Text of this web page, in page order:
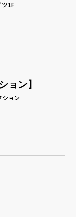
1F
ョン】
ション